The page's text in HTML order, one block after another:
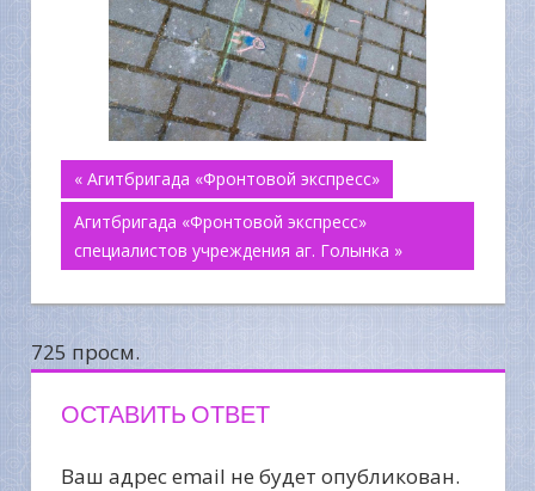
Навигация
по
« Агитбригада «Фронтовой экспресс»
Агитбригада «Фронтовой экспресс»
специалистов учреждения аг. Голынка »
725 просм.
ОСТАВИТЬ ОТВЕТ
Ваш адрес email не будет опубликован.